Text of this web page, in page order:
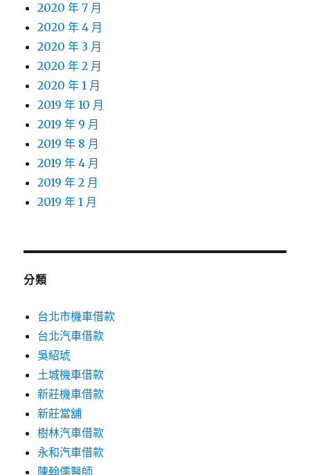
2020 年 7 月
2020 年 4 月
2020 年 3 月
2020 年 2 月
2020 年 1 月
2019 年 10 月
2019 年 9 月
2019 年 8 月
2019 年 4 月
2019 年 2 月
2019 年 1 月
分類
台北市機車借款
台北汽車借款
吳紹琥
土城機車借款
新莊機車借款
新莊當舖
樹林汽車借款
永和汽車借款
陳翰儒醫師